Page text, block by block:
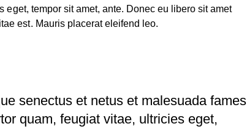
eget, tempor sit amet, ante. Donec eu libero sit amet
est. Mauris placerat eleifend leo.
senectus et netus et malesuada fames
quam, feugiat vitae, ultricies eget,